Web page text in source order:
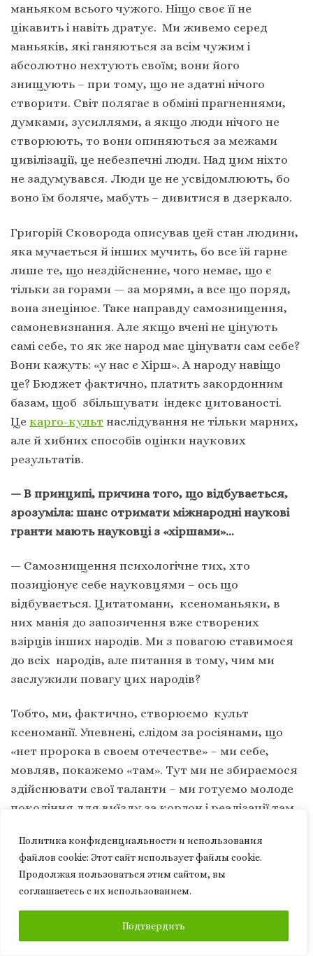
Политика конфиденциальности и использования
файлов сookie: Этот сайт использует файлы cookie.
Продолжая пользоваться этим сайтом, вы
соглашаетесь с их использованием.
Подтвердить
маньяком всього чужого. Ніщо своє її не
цікавить і навіть дратує. Ми живемо серед
маньяків, які ганяються за всім чужим і
абсолютно нехтують своїм; вони його
знищують – при тому, що не здатні нічого
створити. Світ полягає в обміні прагненнями,
думками, зусиллями, а якщо люди нічого не
створюють, то вони опиняються за межами
цивілізації, це небезпечні люди. Над цим ніхто
не задумувався. Люди це не усвідомлюють, бо
воно їм боляче, мабуть – дивитися в дзеркало.
Григорій Сковорода описував цей стан людини,
яка мучається й інших мучить, бо все їй гарне
лише те, що нездійсненне, чого немає, що є
тільки за горами — за морями, а все що поряд,
вона знецінює. Таке направду самознищення,
самоневизнання. Але якщо вчені не цінують
самі себе, то як же народ має цінувати сам себе?
Вони кажуть: «у нас є Хірш». А народу навіщо
це? Бюджет фактично, платить закордонним
базам, щоб збільшувати індекс цитованості.
Це карго-культ наслідування не тільки марних,
але й хибних способів оцінки наукових
результатів.
— В принципі, причина того, що відбувається,
зрозуміла: шанс отримати міжнародні наукові
гранти мають науковці з «хіршами»…
— Самознищення психологічне тих, хто
позиціонує себе науковцями – ось що
відбувається. Цитатомани, ксеноманьяки, в
них манія до запозичення вже створених
взірців інших народів. Ми з повагою ставимося
до всіх народів, але питання в тому, чим ми
заслужили повагу цих народів?
Тобто, ми, фактично, створюємо культ
ксеноманії. Упевнені, слідом за росіянами, що
«нет пророка в своем отечестве» – ми себе,
мовляв, покажемо «там». Тут ми не збираємося
здійснювати свої таланти – ми готуємо молоде
покоління для виїзду за кордон і реалізації там,
межами країни. От і все. Ми можемо поважати
це, але культивувати – це розгортати культ
ксеноманії як певної дезорганізації свідомості з
— Сергію Івановичу, а дозвольте таке питання,